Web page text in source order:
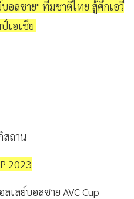
อลชาย" ทีมชาติไทย สู้ศึกเอวี
เอเชีย
สถาน
2023
เลย์บอลชาย AVC Cup